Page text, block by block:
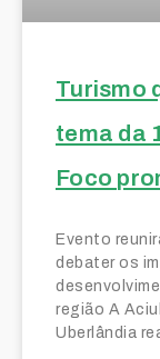
Turismo
tema da
Foco
Evento
debater os
região A
Uberlândia